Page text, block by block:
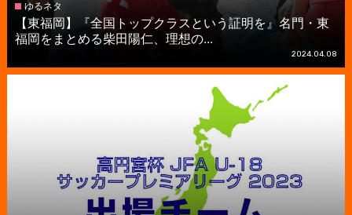
ゆるネタ
【東福岡】『全国トップクラスという証明を』名門・東
福岡をまとめる柴田陽仁、理想の...
2024.04.08